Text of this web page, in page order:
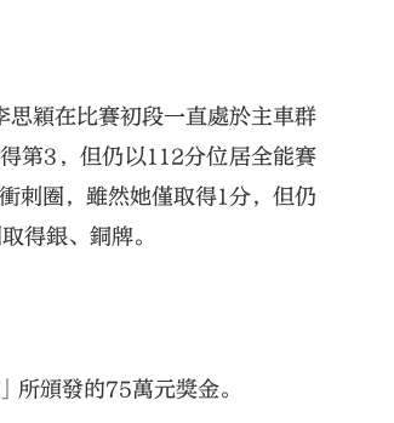
穎在比賽初段一直處於主車群
第3，但仍以112分位居全能賽
刺圈，雖然她僅取得1分，但仍
得銀、銅牌。
所頒發的75萬元獎金。